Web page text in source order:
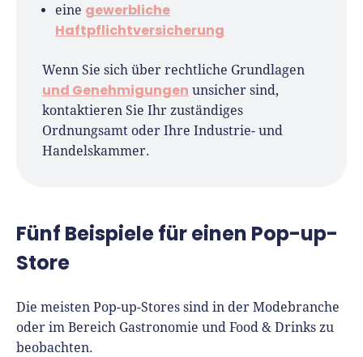
eine gewerbliche
Haftpflichtversicherung
Wenn Sie sich über rechtliche Grundlagen
und Genehmigungen unsicher sind,
kontaktieren Sie Ihr zuständiges
Ordnungsamt oder Ihre Industrie- und
Handelskammer.
Fünf Beispiele für einen Pop-up-
Store
Die meisten Pop-up-Stores sind in der Modebranche
oder im Bereich Gastronomie und Food & Drinks zu
beobachten.